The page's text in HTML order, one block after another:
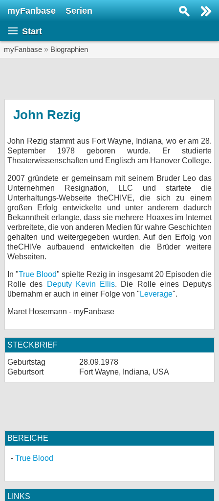
myFanbase Serien
Start
myFanbase » Biographien
John Rezig
John Rezig stammt aus Fort Wayne, Indiana, wo er am 28.
September 1978 geboren wurde. Er studierte
Theaterwissenschaften und Englisch am Hanover College.
2007 gründete er gemeinsam mit seinem Bruder Leo das
Unternehmen Resignation, LLC und startete die
Unterhaltungs-Webseite theCHIVE, die sich zu einem
großen Erfolg entwickelte und unter anderem dadurch
Bekanntheit erlangte, dass sie mehrere Hoaxes im Internet
verbreitete, die von anderen Medien für wahre Geschichten
gehalten und weitergegeben wurden. Auf den Erfolg von
theCHIVe aufbauend entwickelten die Brüder weitere
Webseiten.
In "True Blood" spielte Rezig in insgesamt 20 Episoden die
Rolle des
Deputy Kevin Ellis. Die Rolle eines Deputys
übernahm er auch in einer Folge von " Leverage".
Maret Hosemann - myFanbase
STECKBRIEF
Geburtstag
28.09.1978
Geburtsort
Fort Wayne, Indiana, USA
BEREICHE
True Blood
LINKS
KULTUR
Specials
Gewinnspiele
Forum
Kontakt
Datenschutz
Impressum